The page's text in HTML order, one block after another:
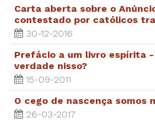
Carta aberta sobre o
contestado por católicos
30-12-2016
Prefácio a um livro espírita -
verdade nisso?
15-09-2011
O cego de nascença somos
26-03-2017